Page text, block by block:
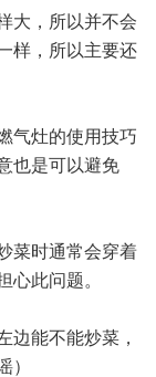
大，所以并不会
样，所以主要还
气灶的使用技巧
也是可以避免
菜时通常会穿着
心此问题。
边能不能炒菜，
）